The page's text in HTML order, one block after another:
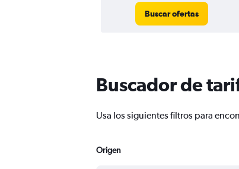
Buscar ofertas
Buscador de
Usa los siguientes filtros para
Origen